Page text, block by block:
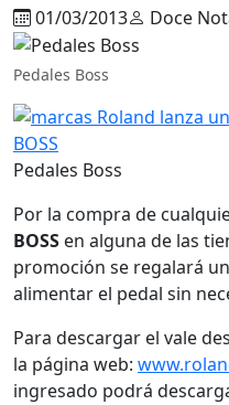
01/03/2013 Doce
Pedales Boss
Pedales Boss
Por la compra de
BOSS en alguna de las
promoción se regalará un
alimentar el pedal sin
Para descargar el vale
la página web:
ingresado podrá